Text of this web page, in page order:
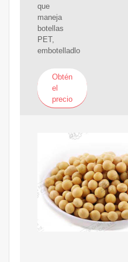
que
maneja
botellas
PET,
embotelladlo
Obtén
el
precio